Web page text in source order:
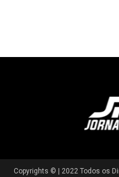
Copyrights © | 2022 Todos os